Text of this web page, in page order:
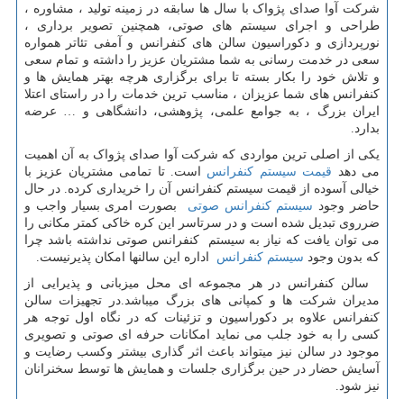
شرکت آوا صدای پژواک با سال ها سابقه در زمینه تولید ، مشاوره ،
طراحی و اجرای سیستم های صوتی، همچنین تصویر برداری ،
نورپردازی و دکوراسیون سالن های کنفرانس و آمفی تئاتر همواره
سعی در خدمت رسانی به شما مشتریان عزیز را داشته و تمام سعی
و تلاش خود را بکار بسته تا برای برگزاری هرچه بهتر همایش ها و
کنفرانس های شما عزیزان ، مناسب ترین خدمات را در راستای اعتلا
ایران بزرگ ، به جوامع علمی، پژوهشی، دانشگاهی و … عرضه
بدارد.
یکی از اصلی ترین مواردی که شرکت آوا صدای پژواک به آن اهمیت
می دهد قیمت سیستم کنفرانس است. تا تمامی مشتریان عزیز با
خیالی آسوده از قیمت سیستم کنفرانس آن را خریداری کرده. در حال
حاضر وجود سیستم کنفرانس صوتی بصورت امری بسیار واجب و
ضرروی تبدیل شده است و در سرتاسر این کره خاکی کمتر مکانی را
می توان یافت که نیاز به سیستم کنفرانس صوتی نداشته باشد چرا
که بدون وجود سیستم کنفرانس اداره این سالنها امکان پذیرنیست.
سالن کنفرانس در هر مجموعه ای محل میزبانی و پذیرایی از
مدیران شرکت ها و کمپانی های بزرگ میباشد.در تجهیزات سالن
کنفرانس علاوه بر دکوراسیون و تزئینات که در نگاه اول توجه هر
کسی را به خود جلب می نماید امکانات حرفه ای صوتی و تصویری
موجود در سالن نیز میتواند باعث اثر گذاری بیشتر وکسب رضایت و
آسایش حضار در حین برگزاری جلسات و همایش ها توسط سخنرانان
نیز شود.